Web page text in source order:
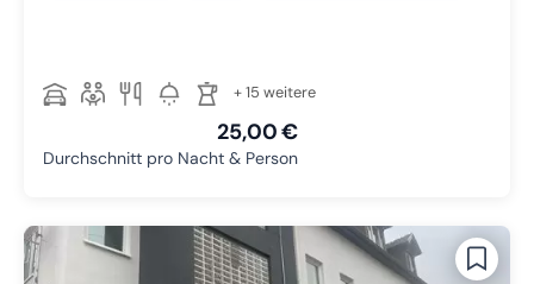
+ 15 weitere
25,00 €
Durchschnitt pro Nacht & Person